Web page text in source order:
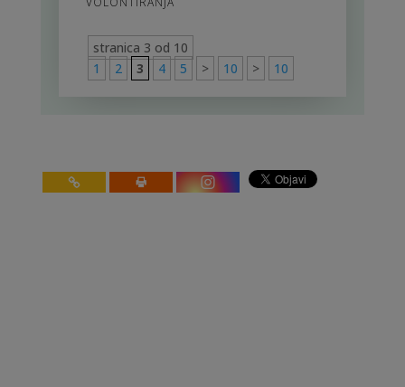
stranica 3 od 10
1
2 3 4 5 > 10 > 10